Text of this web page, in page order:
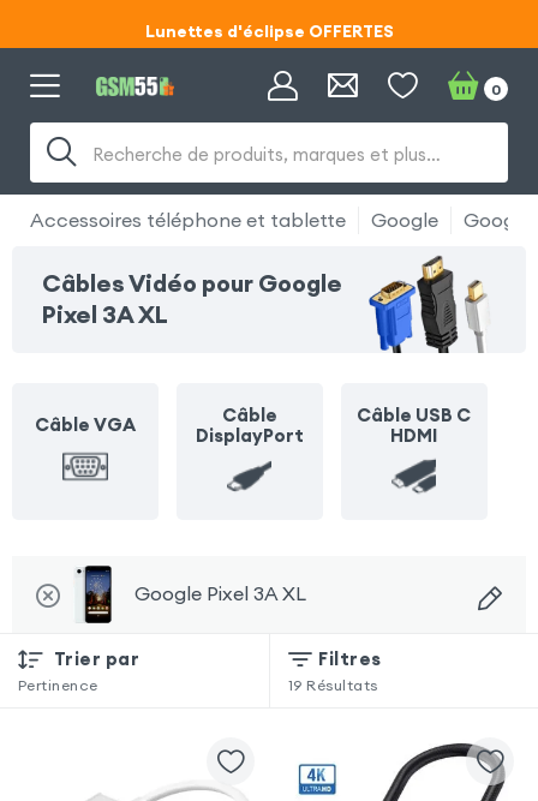
Lunettes d'éclipse OFFERTES
Code ECLIPSE55
Code ECLIPSE55
Recherche de produits, marques et plus…
0
Accessoires téléphone et tablette Google Google
Câbles Vidéo pour Google
Pixel 3A XL
Câble VGA
Câble
DisplayPort
Câble USB C
HDMI
Google Pixel 3A XL
Trier par
Pertinence
Filtres
19 Résultats